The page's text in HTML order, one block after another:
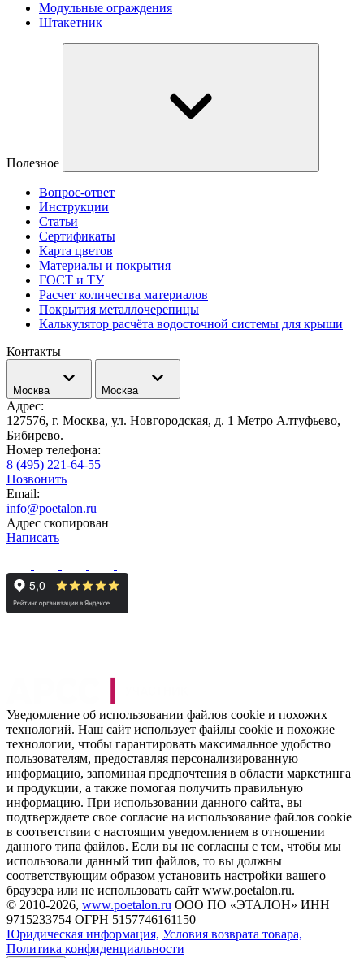
Модульные ограждения
Штакетник
Полезное
Вопрос-ответ
Инструкции
Статьи
Сертификаты
Карта цветов
Материалы и покрытия
ГОСТ и ТУ
Расчет количества материалов
Покрытия металлочерепицы
Калькулятор расчёта водосточной системы для крыши
Контакты
Москва Москва
Адрес:
127576, г. Москва, ул. Новгородская, д. 1 Метро Алтуфьево,
Бибирево.
Номер телефона:
8 (495) 221-64-55
Позвонить
Email:
info@poetalon.ru
Адрес скопирован
Написать
Уведомление об использовании файлов cookie и похожих
технологий. Наш сайт использует файлы cookie и похожие
технологии, чтобы гарантировать максимальное удобство
пользователям, предоставляя персонализированную
информацию, запоминая предпочтения в области маркетинга
и продукции, а также помогая получить правильную
информацию. При использовании данного сайта, вы
подтверждаете свое согласие на использование файлов cookie
в соответствии с настоящим уведомлением в отношении
данного типа файлов. Если вы не согласны с тем, чтобы мы
использовали данный тип файлов, то вы должны
соответствующим образом установить настройки вашего
браузера или не использовать сайт www.poetalon.ru.
© 2010-2026, www.poetalon.ru ООО ПО «ЭТАЛОН» ИНН
9715233754 ОГРН 5157746161150
Юридическая информация, Условия возврата товара,
Политика конфиденциальности